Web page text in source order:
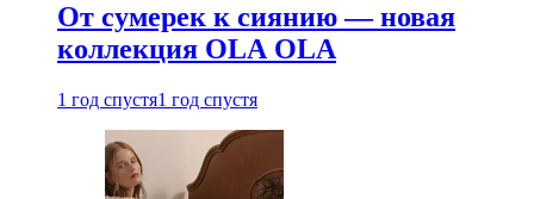
От сумерек к сиянию — новая
коллекция OLA OLA
1 год спустя1 год спустя